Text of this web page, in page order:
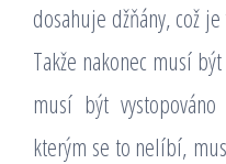
dosahuje džňány, což
Takže nakonec musí
musí být
kterým se to nelíbí,